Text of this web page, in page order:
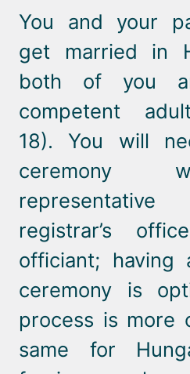
You and your
get married in
both of you
competent
18). You will
ceremony
registrar’s
officiant; having
ceremony is
process is more
same for